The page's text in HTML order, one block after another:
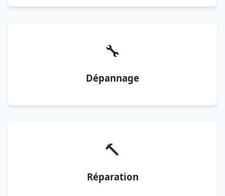
🔧
Dépannage
🔨
Réparation